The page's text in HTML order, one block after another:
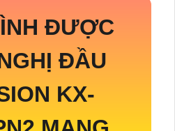
ĐƯỢC
ĐẦU
KX-